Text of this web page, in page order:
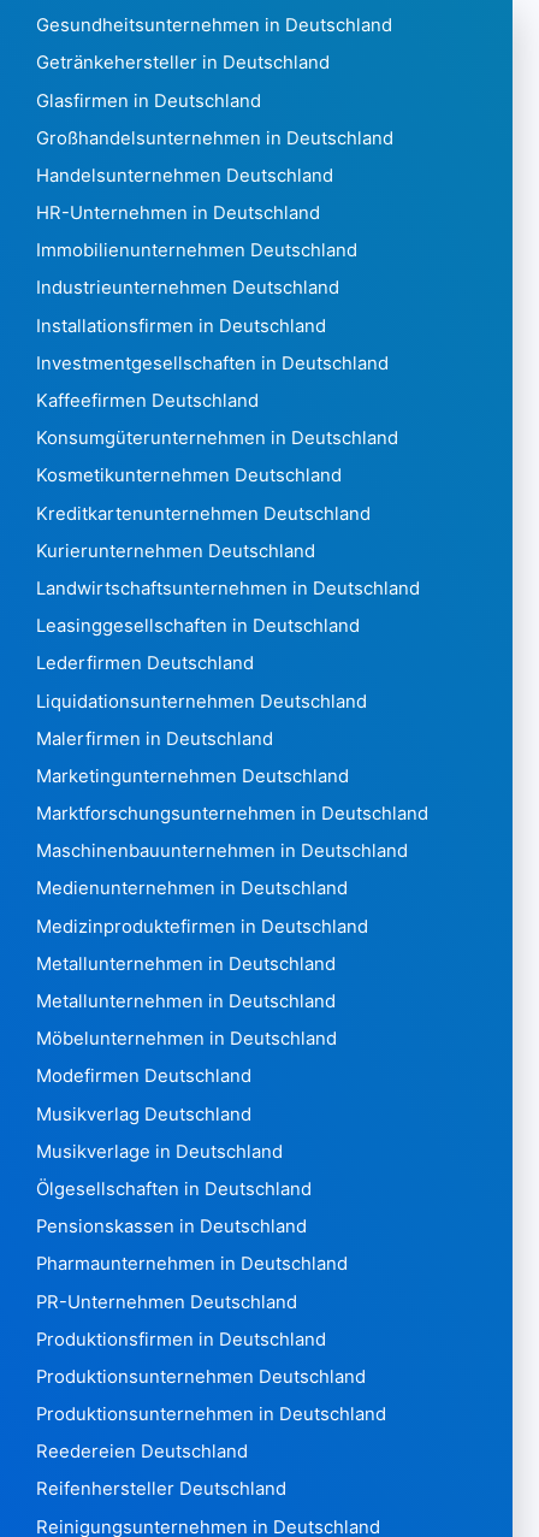
Island 16.688
Indonesien 236.753
Iran 16745
Irak 4.970
Irland 313.430
Italien6,336,903
Elfenbeinküste 1.490
Jamaika 1.388
Japan 4,735,348
Kasachstan 433057
Kenia5.275
Kiribati13
Kosovo595
Laos28
Lettland 126.478
Libanon 12.201
Lesotho442
Libyen451
Liechtenstein 9.427
Litauen 196.237
Luxemburg 145.628
Mazedonien 3,874
Madagaskar546
Malawi 1.020
Malaysia19.637
Mali474
Malta 73088
Martinique 39.969
Mauretanien228
Mexiko 400.439
Mikronesien240
Moldawien 102.272
Monaco7.962
Marokko 480.143
Mosambik 1.567
Myanmar90
Namibia 4.844
Nepal2.059
Niederlande 3.046.413
New Zealand 325,476
Nicaragua 1.396
Gesundheitsunternehmen in Deutschland
Getränkehersteller in Deutschland
Glasfirmen in Deutschland
Großhandelsunternehmen in Deutschland
Handelsunternehmen Deutschland
HR-Unternehmen in Deutschland
Immobilienunternehmen Deutschland
Industrieunternehmen Deutschland
Installationsfirmen in Deutschland
Investmentgesellschaften in Deutschland
Kaffeefirmen Deutschland
Konsumgüterunternehmen in Deutschland
Kosmetikunternehmen Deutschland
Kreditkartenunternehmen Deutschland
Kurierunternehmen Deutschland
Landwirtschaftsunternehmen in Deutschland
Leasinggesellschaften in Deutschland
Lederfirmen Deutschland
Liquidationsunternehmen Deutschland
Malerfirmen in Deutschland
Marketingunternehmen Deutschland
Marktforschungsunternehmen in Deutschland
Maschinenbauunternehmen in Deutschland
Medienunternehmen in Deutschland
Medizinproduktefirmen in Deutschland
Metallunternehmen in Deutschland
Metallunternehmen in Deutschland
Möbelunternehmen in Deutschland
Modefirmen Deutschland
Musikverlag Deutschland
Musikverlage in Deutschland
Ölgesellschaften in Deutschland
Pensionskassen in Deutschland
Pharmaunternehmen in Deutschland
PR-Unternehmen Deutschland
Produktionsfirmen in Deutschland
Produktionsunternehmen Deutschland
Produktionsunternehmen in Deutschland
Reedereien Deutschland
Reifenhersteller Deutschland
Reinigungsunternehmen in Deutschland